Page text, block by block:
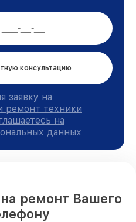
консультацию
заявку на
ремонт техники
на
данных
ремонт Вашего